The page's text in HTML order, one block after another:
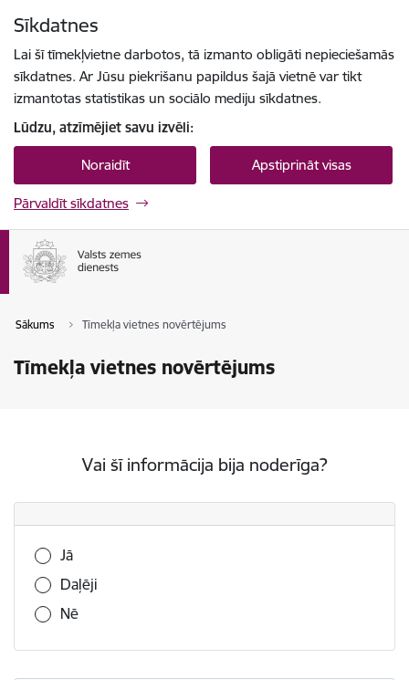
Sīkdatnes
Lai šī tīmekļvietne darbotos, tā izmanto obligāti nepieciešamās
sīkdatnes. Ar Jūsu piekrišanu papildus šajā vietnē var tikt
izmantotas statistikas un sociālo mediju sīkdatnes.
Lūdzu, atzīmējiet savu izvēli:
Noraidīt Apstiprināt visas
Pārvaldīt sīkdatnes
Sākums Tīmekļa vietnes novērtējums
Tīmekļa vietnes novērtējums
Vai šī informācija bija noderīga?
Vai šī informācija bija noderīga?
Jā
Daļēji
Nē